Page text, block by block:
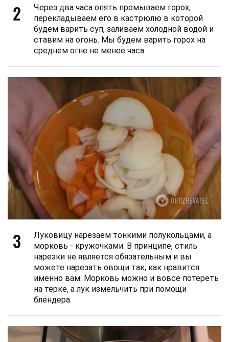
2
Через два часа опять промываем горох,
перекладываем его в кастрюлю в которой
будем варить суп, заливаем холодной водой и
ставим на огонь. Мы будем варить горох на
среднем огне не менее часа.
3
Луковицу нарезаем тонкими полукольцами, а
морковь - кружочками. В принципе, стиль
нарезки не является обязательным и вы
можете нарезать овощи так, как нравится
именно вам. Морковь можно и вовсе потереть
на терке, а лук измельчить при помощи
блендера.